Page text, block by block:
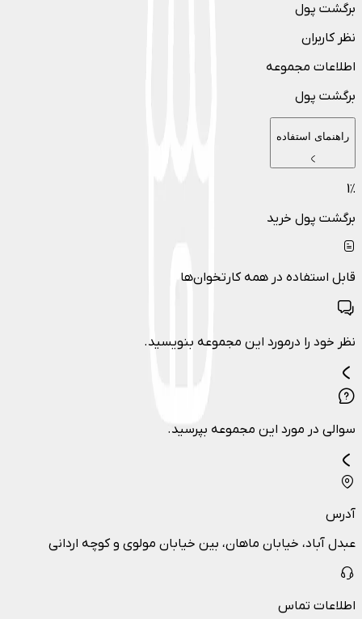
برگشت پول
نظر کاربران
اطلاعات مجموعه
برگشت پول
راهنمای استفاده
1٪
برگشت پول خرید
قابل استفاده در همه کارتخوان‌ها
نظر خود را درمورد این مجموعه بنویسید.
سوالی در مورد این مجموعه بپرسید.
آدرس
عبدل آباد، خیابان ماهان، بین خیابان مولوی و کوچه اردانی
اطلاعات تماس